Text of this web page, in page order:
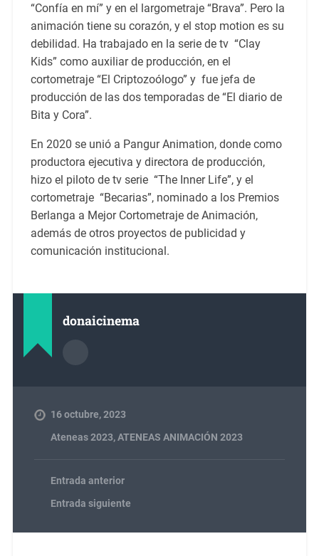
“Confía en mí” y en el largometraje “Brava”. Pero la
animación tiene su corazón, y el stop motion es su
debilidad. Ha trabajado en la serie de tv “Clay
Kids” como auxiliar de producción, en el
cortometraje “El Criptozoólogo” y fue jefa de
producción de las dos temporadas de “El diario de
Bita y Cora”.
En 2020 se unió a Pangur Animation, donde como
productora ejecutiva y directora de producción,
hizo el piloto de tv serie “The Inner Life”, y el
cortometraje “Becarias”, nominado a los Premios
Berlanga a Mejor Cortometraje de Animación,
además de otros proyectos de publicidad y
comunicación institucional.
donaicinema
16 octubre, 2023
Ateneas 2023,ATENEAS ANIMACIÓN 2023
Entrada anterior
Entrada siguiente